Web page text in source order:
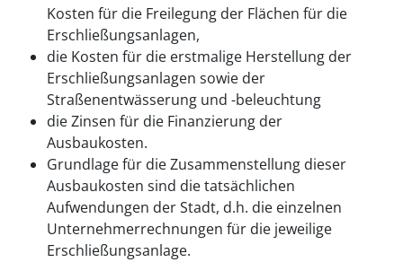
Kosten für die Freilegung der Flächen für die
Erschließungsanlagen,
die Kosten für die erstmalige Herstellung der
Erschließungsanlagen sowie der
Straßenentwässerung und -beleuchtung
die Zinsen für die Finanzierung der
Ausbaukosten.
Grundlage für die Zusammenstellung dieser
Ausbaukosten sind die tatsächlichen
Aufwendungen der Stadt, d.h. die einzelnen
Unternehmerrechnungen für die jeweilige
Erschließungsanlage.